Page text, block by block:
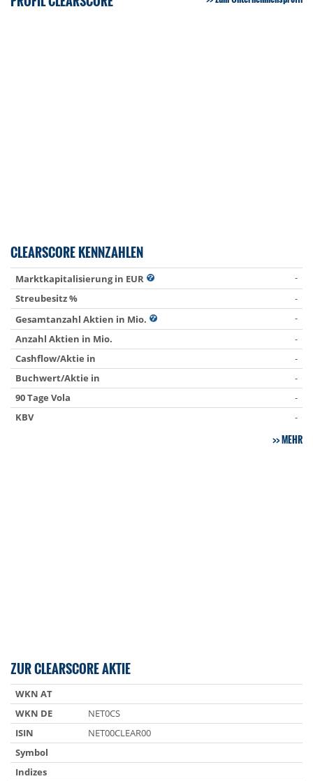
CLEARSCORE KENNZAHLEN
Marktkapitalisierung in EUR
-
Streubesitz %
-
Gesamtanzahl Aktien in Mio.
-
Anzahl Aktien in Mio.
-
Cashflow/Aktie in
-
Buchwert/Aktie in
-
90 Tage Vola
-
KBV
-
MEHR
ZUR CLEARSCORE AKTIE
WKN AT
WKN DE
NET0CS
ISIN
NET00CLEAR00
Symbol
Indizes